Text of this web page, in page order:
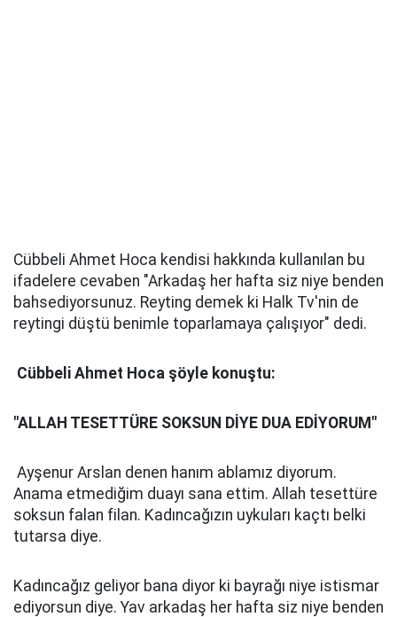
Cübbeli Ahmet Hoca kendisi hakkında kullanılan bu
ifadelere cevaben "Arkadaş her hafta siz niye benden
bahsediyorsunuz. Reyting demek ki Halk Tv'nin de
reytingi düştü benimle toparlamaya çalışıyor" dedi.
Cübbeli Ahmet Hoca şöyle konuştu:
"ALLAH TESETTÜRE SOKSUN DİYE DUA EDİYORUM"
Ayşenur Arslan denen hanım ablamız diyorum.
Anama etmediğim duayı sana ettim. Allah tesettüre
soksun falan filan. Kadıncağızın uykuları kaçtı belki
tutarsa diye.
Kadıncağız geliyor bana diyor ki bayrağı niye istismar
ediyorsun diye. Yav arkadaş her hafta siz niye benden